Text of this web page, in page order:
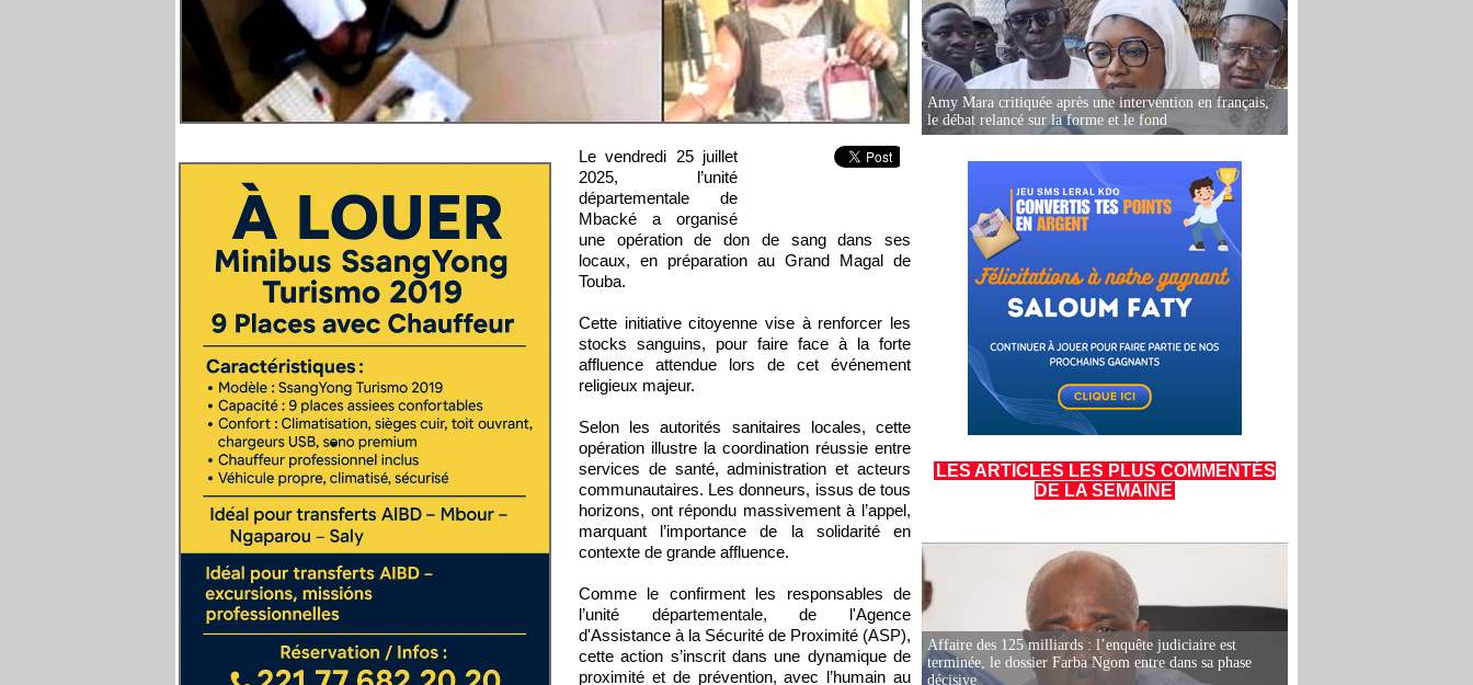
Le vendredi 25 juillet
2025, l’unité
départementale de
Mbacké a organisé
une opération de don de sang dans ses
locaux, en préparation au Grand Magal de
Touba.
Cette initiative citoyenne vise à renforcer les
stocks sanguins, pour faire face à la forte
affluence attendue lors de cet événement
religieux majeur.
Selon les autorités sanitaires locales, cette
opération illustre la coordination réussie entre
services de santé, administration et acteurs
communautaires. Les donneurs, issus de tous
horizons, ont répondu massivement à l’appel,
marquant l’importance de la solidarité en
contexte de grande affluence.
Comme le confirment les responsables de
l’unité départementale, de l'Agence
d'Assistance à la Sécurité de Proximité (ASP),
cette action s’inscrit dans une dynamique de
proximité et de prévention, avec l’humain au
Amy Mara critiquée après une intervention en français,
le débat relancé sur la forme et le fond
LES ARTICLES LES PLUS COMMENTÉS
DE LA SEMAINE
Affaire des 125 milliards : l’enquête judiciaire est
terminée, le dossier Farba Ngom entre dans sa phase
décisive